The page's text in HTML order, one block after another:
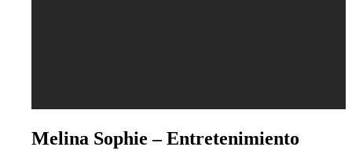
Melina Sophie – Entretenimiento